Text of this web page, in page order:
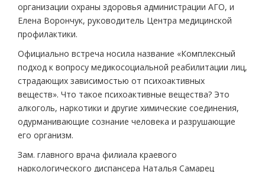
организации охраны здоровья администрации АГО, и
Елена Ворончук, руководитель Центра медицинской
профилактики.
Официально встреча носила название «Комплексный
подход к вопросу медико­социальной реабилитации лиц,
страдающих зависимостью от психоактивных
веществ». Что такое психоактивные вещества? Это
алкоголь, наркотики и другие химические соединения,
одурманивающие сознание человека и разрушающие
его организм.
Зам. главного врача филиала краевого
наркологического диспансера Наталья Самарец